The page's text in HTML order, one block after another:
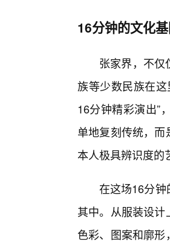
16分钟的文化
张家界，不仅
族等少数民族在
16分钟精彩演出”
单地复刻传统，
本人极具辨识度的
在这场16分
其中。从服装设
色彩、图案和廓